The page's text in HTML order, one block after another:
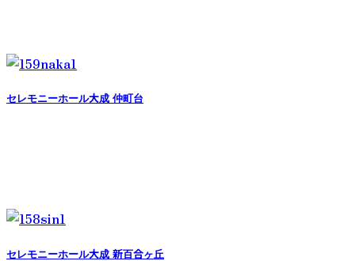
セレモニーホール大成 仲町台
セレモニーホール大成 新百合ヶ丘